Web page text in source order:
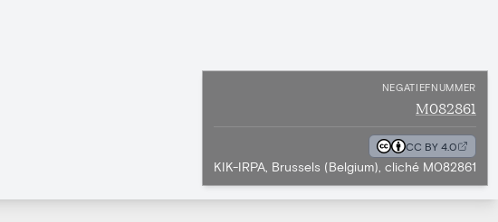
NEGATIEFNUMMER
M082861
CC BY 4.0
KIK-IRPA, Brussels (Belgium), cliché M082861